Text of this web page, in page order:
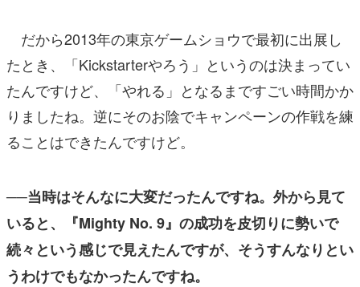
だから2013年の東京ゲームショウで最初に出展し
たとき、「Kickstarterやろう」というのは決まってい
たんですけど、「やれる」となるまですごい時間かか
りましたね。逆にそのお陰でキャンペーンの作戦を練
ることはできたんですけど。
──当時はそんなに大変だったんですね。外から見て
いると、『Mighty No. 9』の成功を皮切りに勢いで
続々という感じで見えたんですが、そうすんなりとい
うわけでもなかったんですね。